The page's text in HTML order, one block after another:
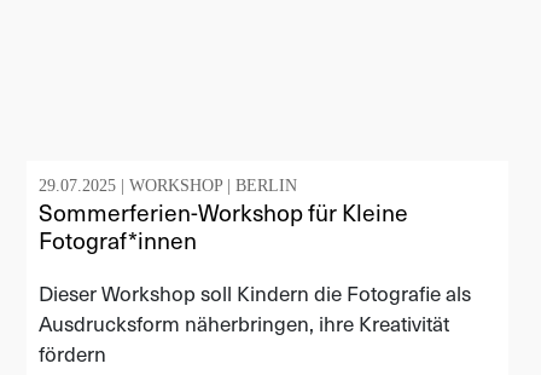
29.07.2025 | WORKSHOP BERLIN
Sommerferien-Workshop für Kleine
Fotograf*innen
Dieser Workshop soll Kindern die Fotografie als
Ausdrucksform näherbringen, ihre Kreativität
fördern